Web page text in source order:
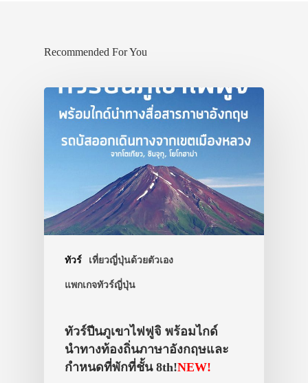
Recommended For You
ทัวร์ เที่ยวญี่ปุ่นด้วยตัวเอง
แพกเกจทัวร์ญี่ปุ่น
ทัวร์ปีนภูเขาไฟฟูจิ พร้อมไกด์
นำทางท้องถิ่นภาษาอังกฤษและ
กำหนดที่พักที่ชั้น 8th!NEW!
เดินทาง
ทัวร์
ที่พัก
สาระน่ารู้
VIDEO
ภาพประทับใจ